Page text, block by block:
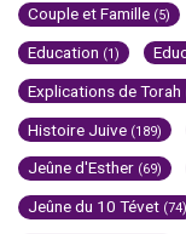
Couple et Famille (5)
Education (1)
Explications de Torah
Histoire Juive (189)
Jeûne d'Esther (69)
Jeûne du 10 Tévet (74)